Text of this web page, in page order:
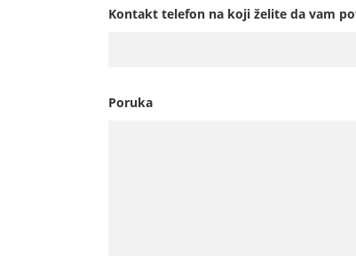
Kontakt telefon na koji želite da vam
Poruka